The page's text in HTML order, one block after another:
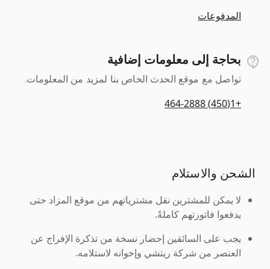
المدفوعات
بحاجة إلى معلومات إضافية
تواصل مع موقع الحدث الخاص بنا لمزيد من المعلومات.
+1(450) 464-2888
الشحن والاستلام
لا يمكن للمشترين نقل مشترياتهم من موقع المزاد حتى
يدفعوا فاتورتهم كاملةً.
يجب على السائقين إحضار نسخة من تذكرة الإفراج عن
العنصر من شركة ريتشي وإخوانه لاستلامه.